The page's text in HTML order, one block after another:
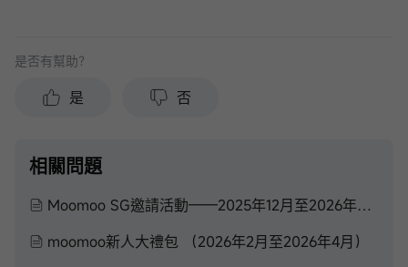
是否有幫助？
是 否
相關問題
Moomoo SG邀請活動——2025年12月至2026年2月
moomoo新人大禮包 （2026年2月至2026年4月）